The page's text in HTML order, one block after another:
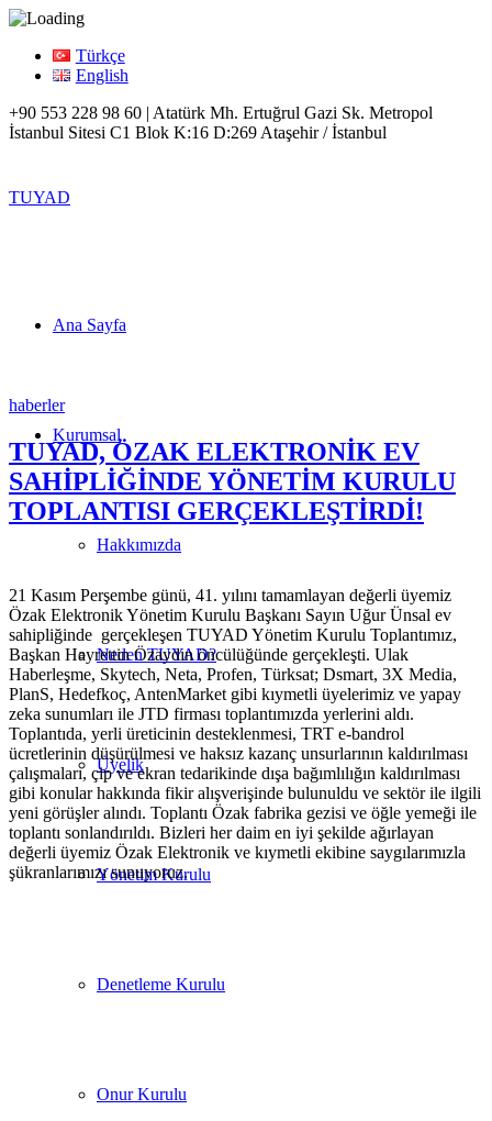
Türkçe
English
+90 553 228 98 60 | Atatürk Mh. Ertuğrul Gazi Sk. Metropol
İstanbul Sitesi C1 Blok K:16 D:269 Ataşehir / İstanbul
TUYAD
Ana Sayfa
Kurumsal
Hakkımızda
Neden TUYAD?
Üyelik
Yönetim Kurulu
Denetleme Kurulu
Onur Kurulu
haberler
TUYAD, ÖZAK ELEKTRONİK EV
SAHİPLİĞİNDE YÖNETİM KURULU
TOPLANTISI GERÇEKLEŞTİRDİ!
21 Kasım Perşembe günü, 41. yılını tamamlayan değerli üyemiz
Özak Elektronik Yönetim Kurulu Başkanı Sayın Uğur Ünsal ev
sahipliğinde gerçekleşen TUYAD Yönetim Kurulu Toplantımız,
Başkan Hayrettin Özaydın öncülüğünde gerçekleşti. Ulak
Haberleşme, Skytech, Neta, Profen, Türksat; Dsmart, 3X Media,
PlanS, Hedefkoç, AntenMarket gibi kıymetli üyelerimiz ve yapay
zeka sunumları ile JTD firması toplantımızda yerlerini aldı.
Toplantıda, yerli üreticinin desteklenmesi, TRT e-bandrol
ücretlerinin düşürülmesi ve haksız kazanç unsurlarının kaldırılması
çalışmaları, çip ve ekran tedarikinde dışa bağımlılığın kaldırılması
gibi konular hakkında fikir alışverişinde bulunuldu ve sektör ile ilgili
yeni görüşler alındı. Toplantı Özak fabrika gezisi ve öğle yemeği ile
toplantı sonlandırıldı. Bizleri her daim en iyi şekilde ağırlayan
değerli üyemiz Özak Elektronik ve kıymetli ekibine saygılarımızla
şükranlarımızı sunuyoruz.